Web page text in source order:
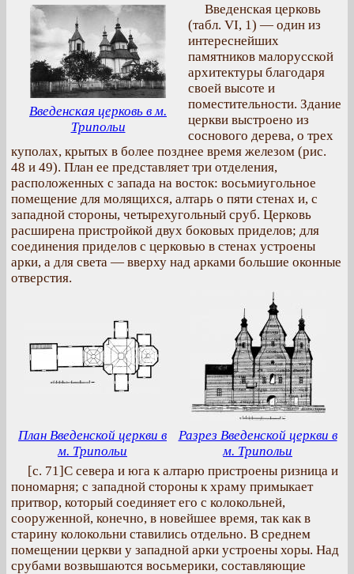
Введенская церковь в м.
Трипольи
Введенская церковь
(табл. VI, 1) — один из
интереснейших
памятников малорусской
архитектуры благодаря
своей высоте и
поместительности. Здание
церкви выстроено из
соснового дерева, о трех
куполах, крытых в более позднее время железом (рис.
48 и 49). План ее представляет три отделения,
расположенных с запада на восток: восьмиугольное
помещение для молящихся, алтарь о пяти стенах и, с
западной стороны, четырехугольный сруб. Церковь
расширена пристройкой двух боковых приделов; для
соединения приделов с церковью в стенах устроены
арки, а для света — вверху над арками большие оконные
отверстия.
План Введенской церкви в
м. Трипольи
Разрез Введенской церкви в
м. Трипольи
[с. 71]С севера и юга к алтарю пристроены ризница и
пономарня; с западной стороны к храму примыкает
притвор, который соединяет его с колокольней,
сооруженной, конечно, в новейшее время, так как в
старину колокольни ставились отдельно. В среднем
помещении церкви у западной арки устроены хоры. Над
срубами возвышаются восьмерики, составляющие